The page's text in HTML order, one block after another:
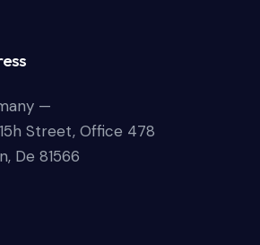
—
Street, Office 478
De 81566